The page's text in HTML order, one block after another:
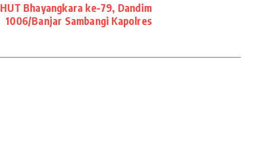
Bhayangkara ke-79, Dandim
1006/Banjar Sambangi Kapolres